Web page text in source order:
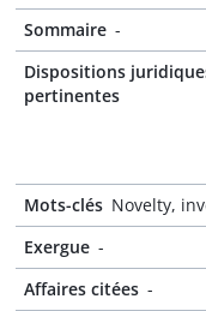
Sommaire -
Dispositions
pertinentes
Mots-clés Novelty,
Exergue -
Affaires citées -